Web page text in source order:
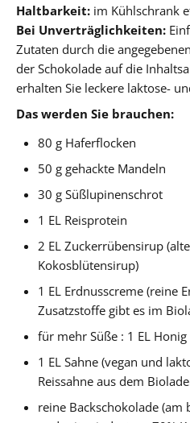
Haltbarkeit: im Kühlschrank
Bei Unverträglichkeiten:
Zutaten durch die
der Schokolade auf die
erhalten Sie leckere laktose-
Das werden Sie brauchen:
80 g Haferflocken
50 g gehackte Mandeln
30 g Süßlupinenschrot
1 EL Reisprotein
2 EL Zuckerrübensirup
Kokosblütensirup)
1 EL Erdnusscreme (reine
Zusatzstoffe gibt es im
für mehr Süße : 1 EL
1 EL Sahne (vegan und
Reissahne aus dem
reine Backschokolade (am